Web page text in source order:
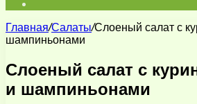
Главная/Салаты/Слоеный салат с
шампиньонами
Слоеный салат с
и шампиньонами